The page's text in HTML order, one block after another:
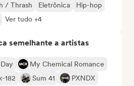
/ Thrash Eletrônica
Hip-hop
Ver tudo +4
semelhante a artistas
My Chemical Romance
182 Sum 41
PXNDX